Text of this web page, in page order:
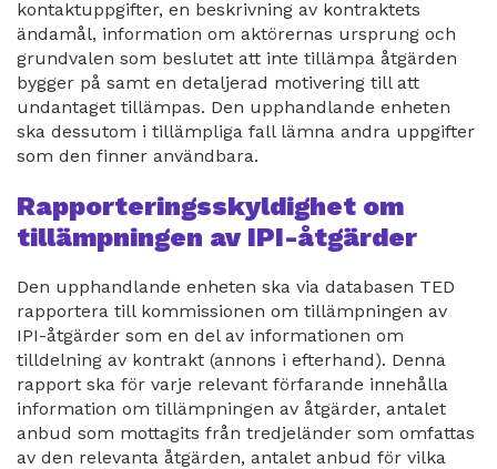
kontaktuppgifter, en beskrivning av kontraktets
ändamål, information om aktörernas ursprung och
grundvalen som beslutet att inte tillämpa åtgärden
bygger på samt en detaljerad motivering till att
undantaget tillämpas. Den upphandlande enheten
ska dessutom i tillämpliga fall lämna andra uppgifter
som den finner användbara.
Rapporteringsskyldighet om
tillämpningen av IPI-åtgärder
Den upphandlande enheten ska via databasen TED
rapportera till kommissionen om tillämpningen av
IPI-åtgärder som en del av informationen om
tilldelning av kontrakt (annons i efterhand). Denna
rapport ska för varje relevant förfarande innehålla
information om tillämpningen av åtgärder, antalet
anbud som mottagits från tredjeländer som omfattas
av den relevanta åtgärden, antalet anbud för vilka